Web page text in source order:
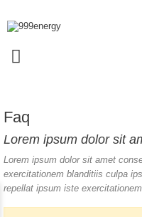
Faq
Lorem ipsum dolor sit
Lorem ipsum dolor sit amet
exercitationem blanditiis culpa
repellat ipsum iste